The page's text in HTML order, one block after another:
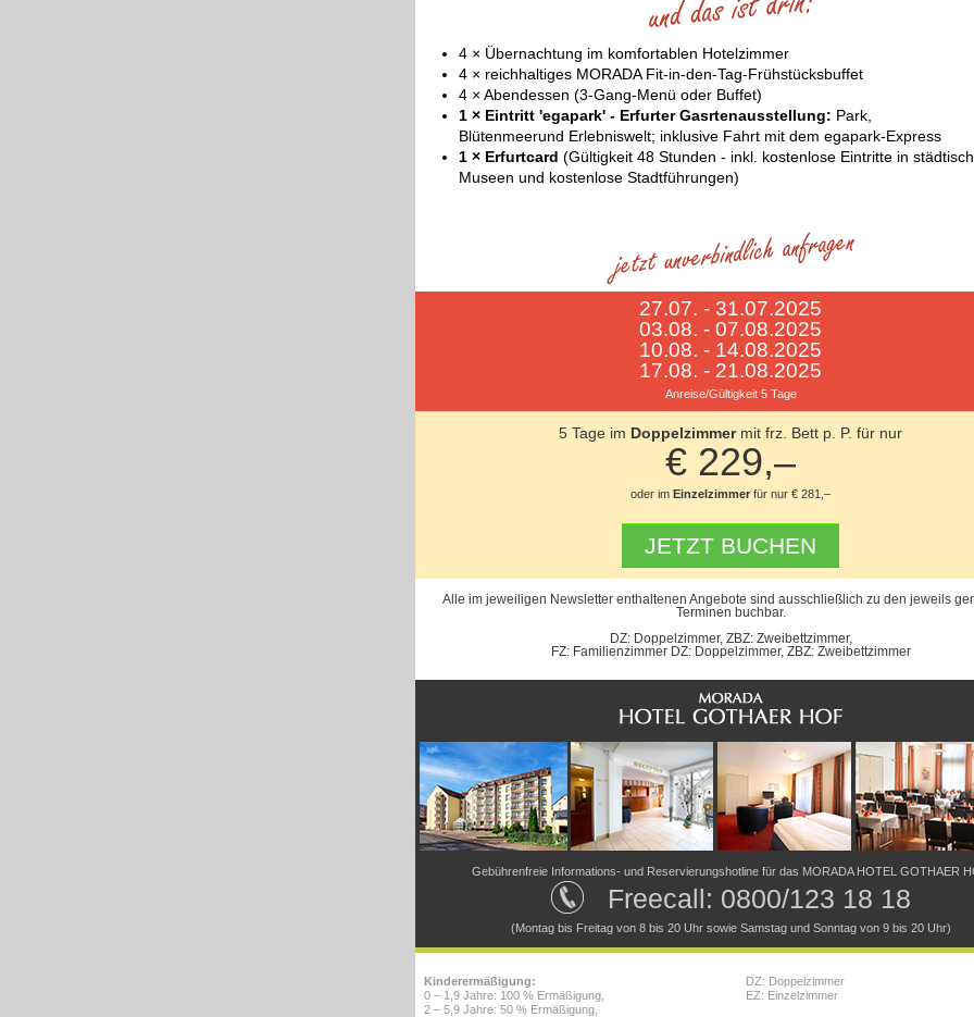
4 × Übernachtung im komfortablen Hotelzimmer
4 × reichhaltiges MORADA Fit-in-den-Tag-Frühstücksbuffet
4 × Abendessen (3-Gang-Menü oder Buffet)
1 × Eintritt 'egapark' - Erfurter Gasrtenausstellung: Park,
Blütenmeerund Erlebniswelt; inklusive Fahrt mit dem egapark-Express
1 × Erfurtcard (Gültigkeit 48 Stunden - inkl. kostenlose Eintritte in
Museen und kostenlose Stadtführungen)
27.07. - 31.07.2025
03.08. - 07.08.2025
10.08. - 14.08.2025
17.08. - 21.08.2025
Anreise/Gültigkeit 5 Tage
5 Tage im Doppelzimmermit frz. Bett p. P. für nur
€ 229,–
oder im Einzelzimmer für nur € 281,–
JETZT BUCHEN
Alle im jeweiligen Newsletter enthaltenen Angebote sind ausschließlich zu den jeweils
Terminen buchbar.
DZ: Doppelzimmer, ZBZ: Zweibettzimmer,
FZ: Familienzimmer DZ: Doppelzimmer, ZBZ: Zweibettzimmer
Gebührenfreie Informations- und Reservierungshotline für das MORADA HOTEL GOTHAER
Freecall: 0800/123 18 18
(Montag bis Freitag von 8 bis 20 Uhr sowie Samstag und Sonntag von 9 bis 20 Uhr)
Kinderermäßigung:
0 – 1,9 Jahre: 100 % Ermäßigung,
2 – 5,9 Jahre: 50 % Ermäßigung,
DZ: Doppelzimmer
EZ: Einzelzimmer